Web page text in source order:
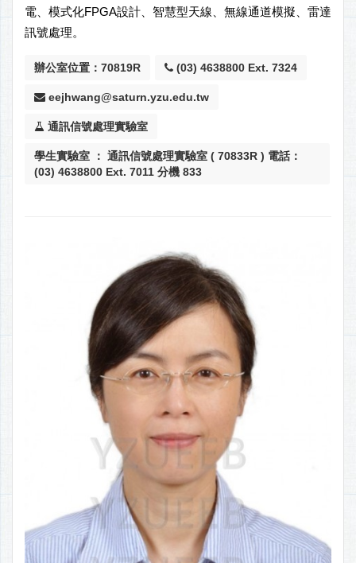
電、模式化FPGA設計、智慧型天線、無線通道模擬、雷達
訊號處理。
辦公室位置：70819R (03) 4638800 Ext. 7324
eejhwang@saturn.yzu.edu.tw
通訊信號處理實驗室
學生實驗室 ： 通訊信號處理實驗室 ( 70833R ) 電話：
(03) 4638800 Ext. 7011 分機 833